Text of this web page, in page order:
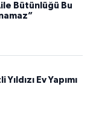
Bütünlüğü Bu
Ev Yapımı